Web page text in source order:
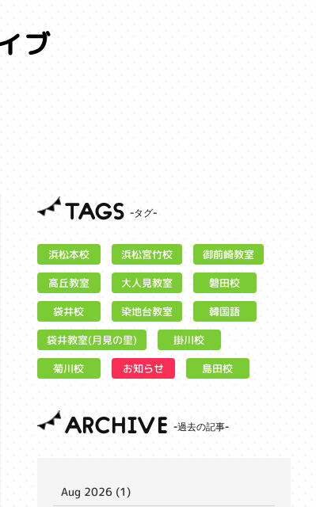
ブ
TAGS
浜松本校 浜松宮竹校 御前崎教室
高丘教室 大人見教室
磐田校
袋井校
染地台教室 韓国語
袋井教室(月見の里)
掛川校
菊川校
お知らせ 島田校
ARCHIVE
Aug 2026 (1)